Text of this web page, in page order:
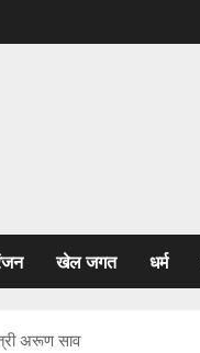
खेल जगत धर्म
अरूण साव